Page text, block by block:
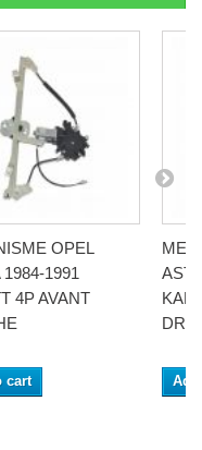
OPEL
1991
4P AVANT
cart